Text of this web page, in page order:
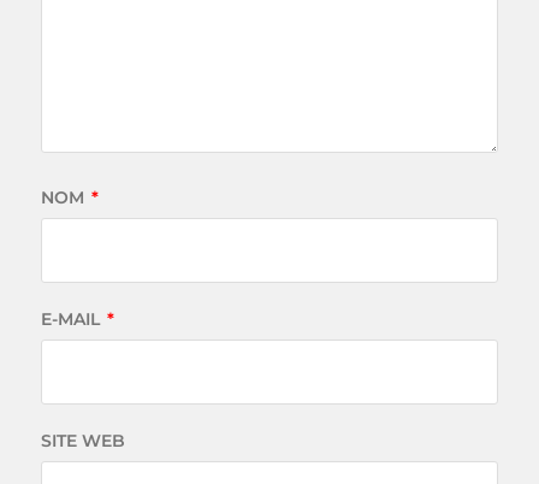
NOM *
E-MAIL *
SITE WEB